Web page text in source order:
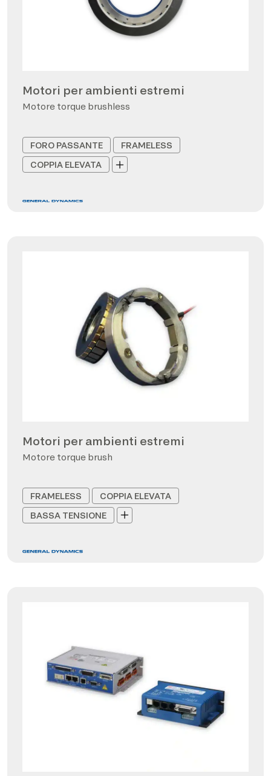
Motori per ambienti estremi
Motore torque brushless
FORO PASSANTE
FRAMELESS
COPPIA ELEVATA
Motori per ambienti estremi
Motore torque brush
FRAMELESS
COPPIA ELEVATA
BASSA TENSIONE